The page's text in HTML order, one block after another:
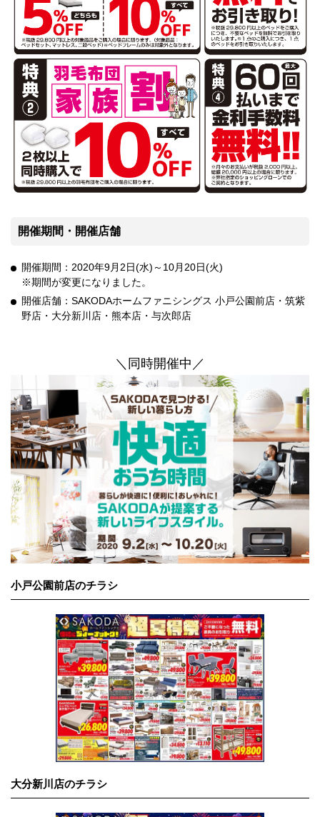
開催期間・開催店舗
開催期間：2020年9月2日(水)～10月20日(火)
※期間が変更になりました。
開催店舗：SAKODAホームファニシングス 小戸公園前店・筑紫
野店・大分新川店・熊本店・与次郎店
＼同時開催中／
小戸公園前店のチラシ
大分新川店のチラシ